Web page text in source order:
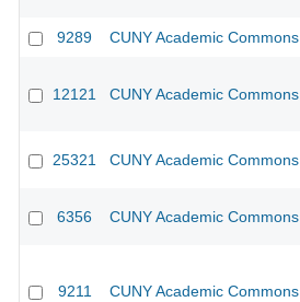
9289 CUNY Academic Commons
12121 CUNY Academic Commons
25321 CUNY Academic Commons
6356 CUNY Academic Commons
9211 CUNY Academic Commons